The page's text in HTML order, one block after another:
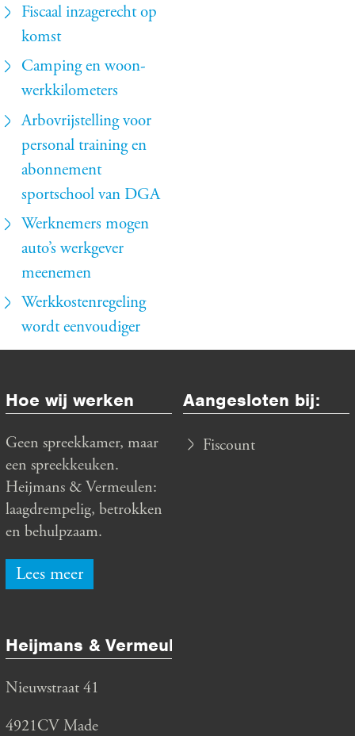
Fiscaal inzagerecht op
komst
Camping en woon-
werkkilometers
Arbovrijstelling voor
personal training en
abonnement
sportschool van DGA
Werknemers mogen
auto’s werkgever
meenemen
Werkkostenregeling
wordt eenvoudiger
Hoe wij werken
Geen spreekkamer, maar
een spreekkeuken.
Heijmans & Vermeulen:
laagdrempelig, betrokken
en behulpzaam.
Lees meer
Aangesloten bij:
Fiscount
Heijmans & Vermeulen
Nieuwstraat 41
4921CV Made